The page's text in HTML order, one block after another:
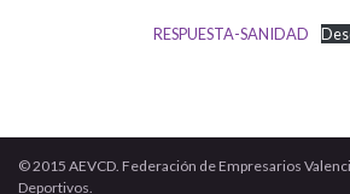
RESPUESTA-SANIDAD
© 2015 AEVCD. Federación de Empresarios
Deportivos.